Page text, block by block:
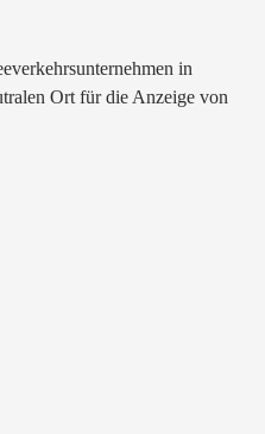
in
Ort für die Anzeige von